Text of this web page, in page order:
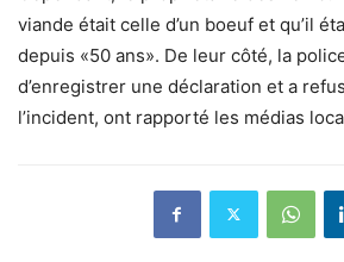
viande était celle d’un boeuf et qu’il
depuis «50 ans». De leur côté, la
d’enregistrer une déclaration et a
l’incident, ont rapporté les médias